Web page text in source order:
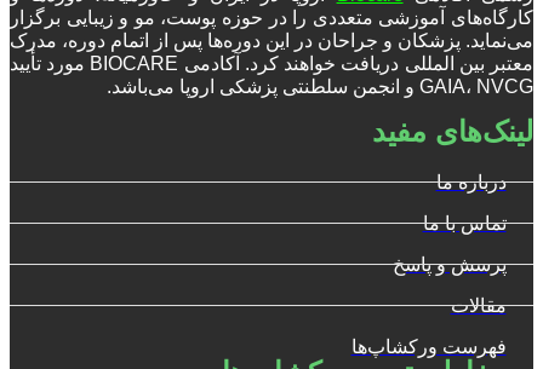
کارگاه‌های آموزشی متعددی را در حوزه پوست، مو و زیبایی برگزار
می‌نماید. پزشکان و جراحان در این دوره‌ها پس از اتمام دوره، مدرک
معتبر بین المللی دریافت خواهند کرد. آکادمی BIOCARE مورد تأیید
GAIA، NVCG و انجمن سلطنتی پزشکی اروپا می‌باشد.
لینک‌های مفید
درباره ما
تماس با ما
پرسش و پاسخ
مقالات
فهرست ورکشاپ‌ها